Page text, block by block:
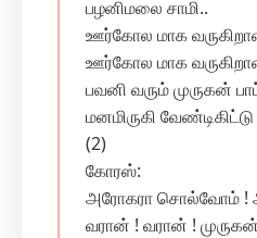
பழனிமலை சாமி..
ஊர்கோல மாக
ஊர்கோல மாக
பவனி வரும் முருகன்
மனமிருகி
(2)
கோரஸ்:
அரோகரா சொல்வோம் !
வரான் ! வரான் !